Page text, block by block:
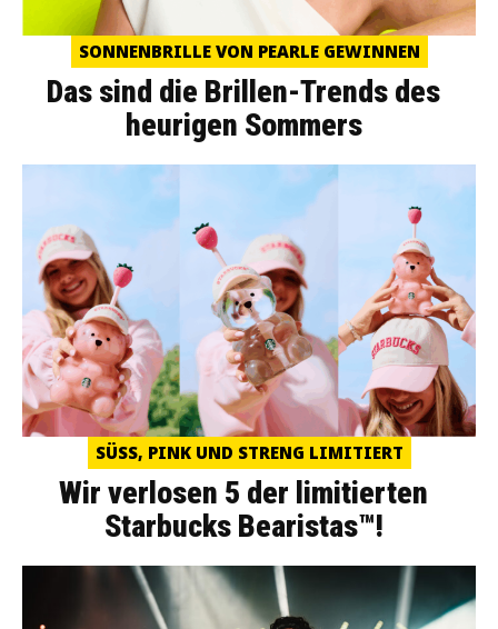
SONNENBRILLE VON PEARLE GEWINNEN
Das sind die Brillen-Trends des
heurigen Sommers
SÜSS, PINK UND STRENG LIMITIERT
Wir verlosen 5 der limitierten
Starbucks Bearistas™!